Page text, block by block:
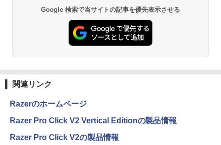
Google 検索で当サイトの記事を優先表示させる
関連リンク
Razerのホームページ
Razer Pro Click V2 Vertical Editionの製品情報
Razer Pro Click V2の製品情報